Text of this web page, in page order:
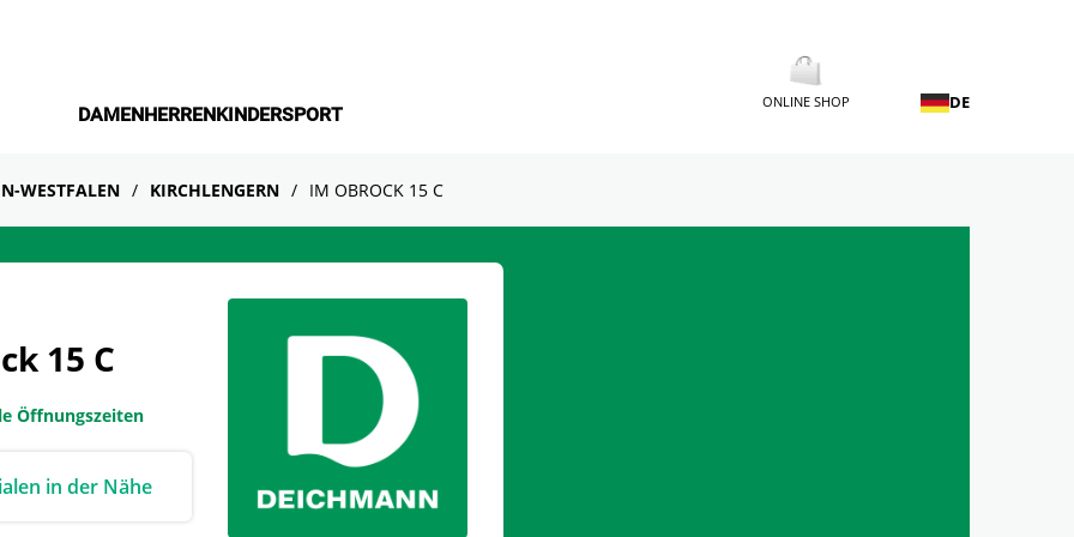
DAMENHERRENKINDERSPORT
ONLINE SHOP DE
WESTFALEN KIRCHLENGERN IM OBROCK 15 C
15 C
Öffnungszeiten
in der Nähe